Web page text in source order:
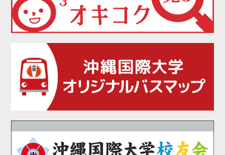
2021年05月
2021年04月
2021年02月
2021年01月
2020年12月
2020年11月
2020年09月
2020年08月